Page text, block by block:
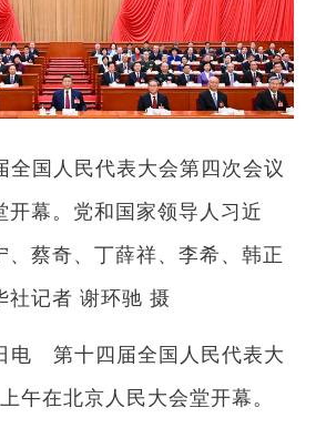
全国人民代表大会第四次会议
开幕。党和国家领导人习近
、蔡奇、丁薛祥、李希、韩正
社记者 谢环驰 摄
电 第十四届全国人民代表大
午在北京人民大会堂开幕。